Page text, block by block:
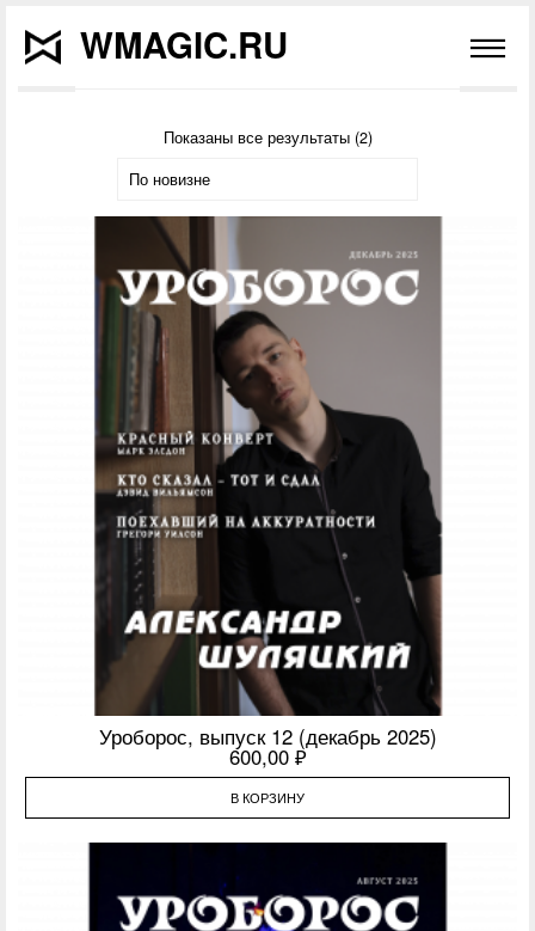
WMAGIC.RU
Показаны все результаты (2)
Уроборос, выпуск 12 (декабрь 2025)
600,00 ₽
В КОРЗИНУ